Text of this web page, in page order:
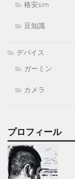
格安sim
豆知識
デバイス
ガーミン
カメラ
プロフィール